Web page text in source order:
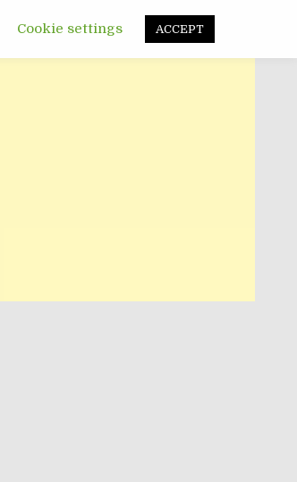
POLITIC
Cookie settings ACCEPT